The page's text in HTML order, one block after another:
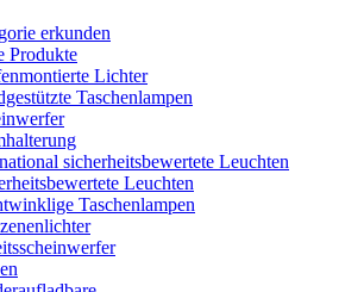
erkunden
Produkte
Lichter
Taschenlampen
sicherheitsbewertete Leuchten
Leuchten
Taschenlampen